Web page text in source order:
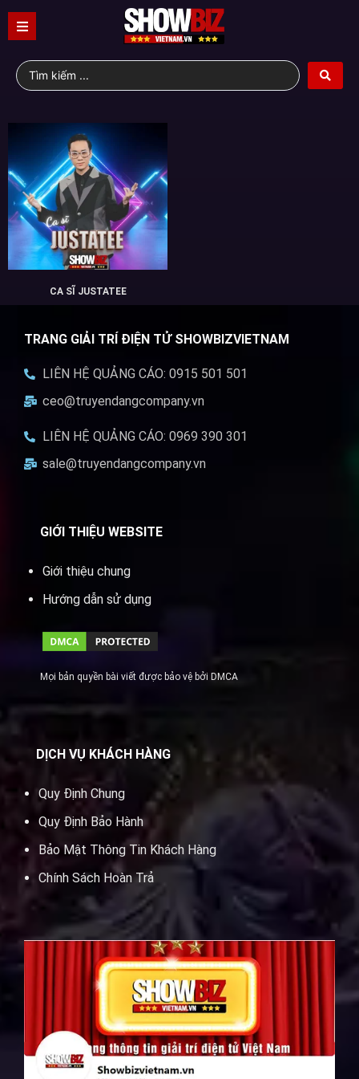
CA SĨ JUSTATEE
TRANG GIẢI TRÍ ĐIỆN TỬ SHOWBIZVIETNAM
LIÊN HỆ QUẢNG CÁO: 0915 501 501
ceo@truyendangcompany.vn
LIÊN HỆ QUẢNG CÁO: 0969 390 301
sale@truyendangcompany.vn
GIỚI THIỆU WEBSITE
Giới thiệu chung
Hướng dẫn sử dụng
Mọi bản quyền bài viết được bảo vệ bởi DMCA
DỊCH VỤ KHÁCH HÀNG
Quy Định Chung
Quy Định Bảo Hành
Bảo Mật Thông Tin Khách Hàng
Chính Sách Hoàn Trả